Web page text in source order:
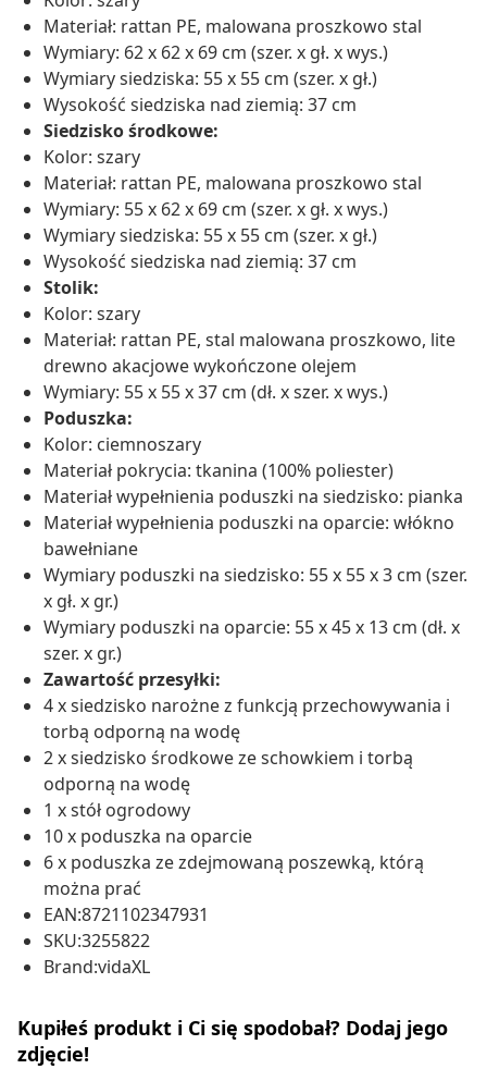
Materiał: rattan PE, malowana proszkowo stal
Wymiary: 62 x 62 x 69 cm (szer. x gł. x wys.)
Wymiary siedziska: 55 x 55 cm (szer. x gł.)
Wysokość siedziska nad ziemią: 37 cm
Siedzisko środkowe:
Kolor: szary
Materiał: rattan PE, malowana proszkowo stal
Wymiary: 55 x 62 x 69 cm (szer. x gł. x wys.)
Wymiary siedziska: 55 x 55 cm (szer. x gł.)
Wysokość siedziska nad ziemią: 37 cm
Stolik:
Kolor: szary
Materiał: rattan PE, stal malowana proszkowo, lite
drewno akacjowe wykończone olejem
Wymiary: 55 x 55 x 37 cm (dł. x szer. x wys.)
Poduszka:
Kolor: ciemnoszary
Materiał pokrycia: tkanina (100% poliester)
Materiał wypełnienia poduszki na siedzisko: pianka
Materiał wypełnienia poduszki na oparcie: włókno
bawełniane
Wymiary poduszki na siedzisko: 55 x 55 x 3 cm (szer.
x gł. x gr.)
Wymiary poduszki na oparcie: 55 x 45 x 13 cm (dł. x
szer. x gr.)
Zawartość przesyłki:
4 x siedzisko narożne z funkcją przechowywania i
torbą odporną na wodę
2 x siedzisko środkowe ze schowkiem i torbą
odporną na wodę
1 x stół ogrodowy
10 x poduszka na oparcie
6 x poduszka ze zdejmowaną poszewką, którą
można prać
EAN:8721102347931
SKU:3255822
Brand:vidaXL
Kupiłeś produkt i Ci się spodobał? Dodaj jego
zdjęcie!